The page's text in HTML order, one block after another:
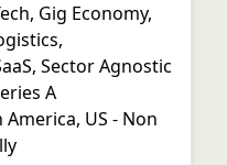
, Gig Economy,
,
, Sector Agnostic
A
America, US - Non